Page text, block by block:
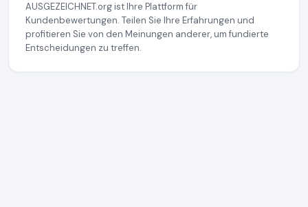
AUSGEZEICHNET.org ist Ihre Plattform für
Kundenbewertungen. Teilen Sie Ihre Erfahrungen und
profitieren Sie von den Meinungen anderer, um fundierte
Entscheidungen zu treffen.